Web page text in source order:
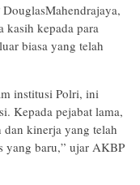
kasih kepada para
biasa yang telah
institusi Polri, ini
Kepada pejabat lama,
dan kinerja yang telah
yang baru,” ujar AKBP